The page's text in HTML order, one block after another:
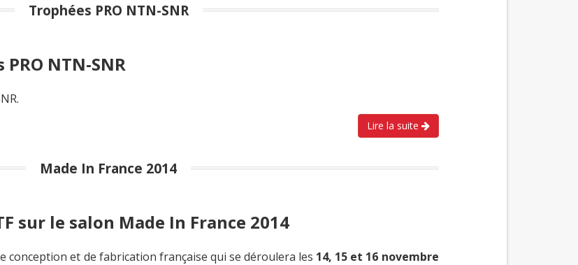
Trophées PRO NTN-SNR
NTN-SNR
Lire la suite
Made In France 2014
sur le salon Made In France 2014
conception et de fabrication française qui se déroulera les 14, 15 et 16 novembre